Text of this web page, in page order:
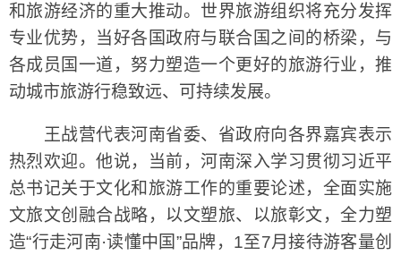
和旅游经济的重大推动。世界旅游组织将充分发挥
专业优势，当好各国政府与联合国之间的桥梁，与
各成员国一道，努力塑造一个更好的旅游行业，推
动城市旅游行稳致远、可持续发展。
王战营代表河南省委、省政府向各界嘉宾表示
热烈欢迎。他说，当前，河南深入学习贯彻习近平
总书记关于文化和旅游工作的重要论述，全面实施
文旅文创融合战略，以文塑旅、以旅彰文，全力塑
造“行走河南·读懂中国”品牌，1至7月接待游客量创